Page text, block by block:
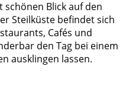
Blick auf den
Steilküste befindet sich
Cafés und
den Tag bei einem
ausklingen lassen.